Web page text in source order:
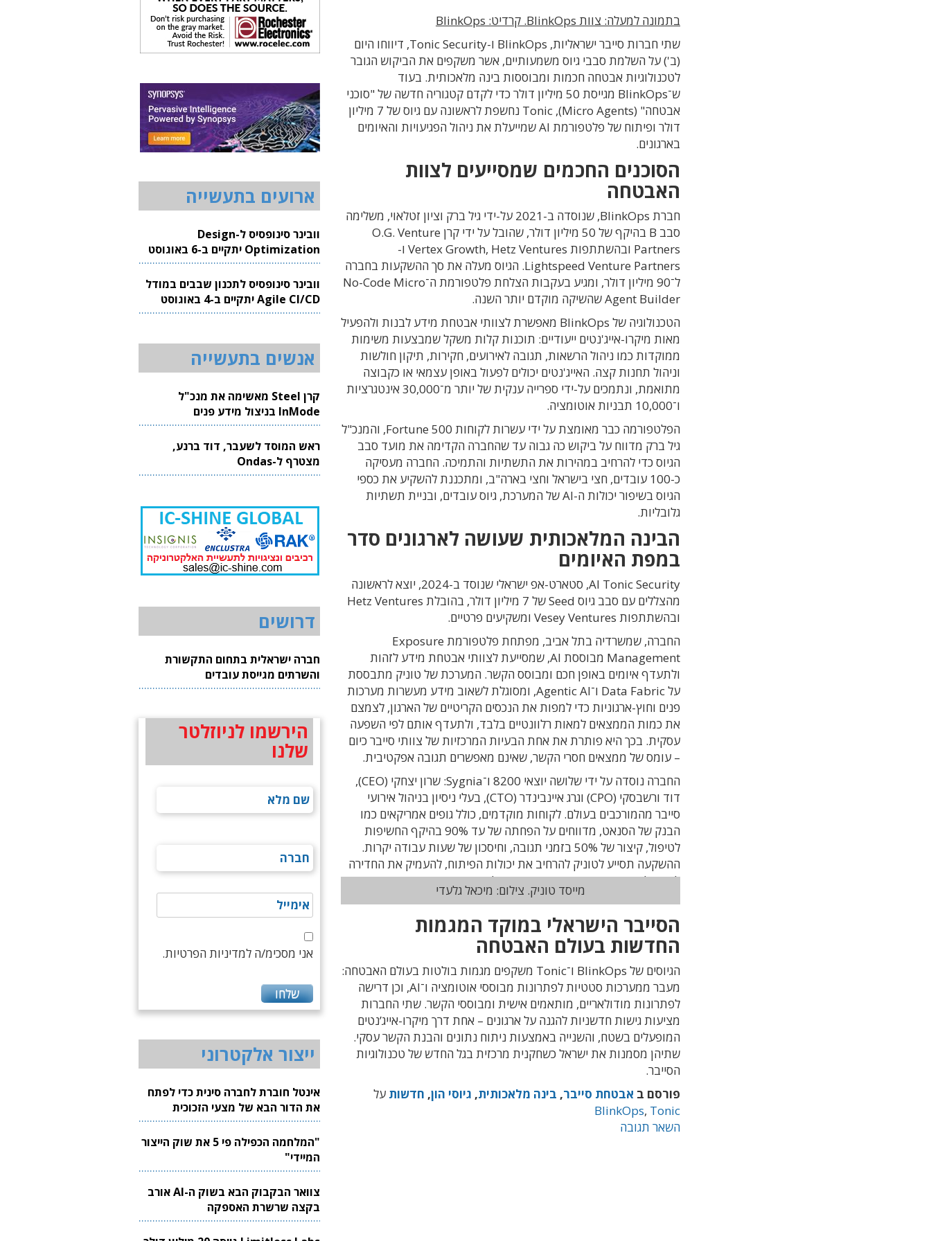
בתמונה למעלה: צוות BlinkOps. קרדיט: BlinkOps
שתי חברות סייבר ישראליות, BlinkOps ו-Tonic Security, דיווחו היום
(ב') על השלמת סבבי גיוס משמעותיים, אשר משקפים את הביקוש הגובר
לטכנולוגיות אבטחה חכמות ומבוססות בינה מלאכותית. בעוד
ש־BlinkOps מגייסת 50 מיליון דולר כדי לקדם קטגוריה חדשה של "סוכני
אבטחה" (Micro Agents), Tonic נחשפת לראשונה עם גיוס של 7 מיליון
דולר ופיתוח של פלטפורמת AI שמייעלת את ניהול הפגיעויות והאיומים
בארגונים.
הסוכנים החכמים שמסייעים לצוות
האבטחה
חברת BlinkOps, שנוסדה ב-2021 על-ידי גיל ברק וציון זטלאוי, משלימה
סבב B בהיקף של 50 מיליון דולר, שהובל על ידי קרן O.G. Venture
Partners ובהשתתפות Vertex Growth, Hetz Ventures ו-
Lightspeed Venture Partners. הגיוס מעלה את סך ההשקעות בחברה
ל־90 מיליון דולר, ומגיע בעקבות הצלחת פלטפורמת ה־No-Code Micro
Agent Builder שהשיקה מוקדם יותר השנה.
הטכנולוגיה של BlinkOps מאפשרת לצוותי אבטחת מידע לבנות ולהפעיל
מאות מיקרו-אייג'נטים ייעודיים: תוכנות קלות משקל שמבצעות משימות
ממוקדות כמו ניהול הרשאות, תגובה לאירועים, חקירות, תיקון חולשות
וניהול תחנות קצה. האייג'נטים יכולים לפעול באופן עצמאי או כקבוצה
מתואמת, ונתמכים על-ידי ספרייה ענקית של יותר מ־30,000 אינטגרציות
ו־10,000 תבניות אוטומציה.
הפלטפורמה כבר מאומצת על ידי עשרות לקוחות Fortune 500, והמנכ"ל
גיל ברק מדווח על ביקוש כה גבוה עד שהחברה הקדימה את מועד סבב
הגיוס כדי להרחיב במהירות את התשתיות והתמיכה. החברה מעסיקה
כ-100 עובדים, חצי בישראל וחצי בארה"ב, ומתכננת להשקיע את כספי
הגיוס בשיפור יכולות ה-AI של המערכת, גיוס עובדים, ובניית תשתיות
גלובליות.
הבינה המלאכותית שעושה לארגונים סדר
במפת האיומים
AI Tonic Security, סטארט-אפ ישראלי שנוסד ב-2024, יוצא לראשונה
מהצללים עם סבב גיוס Seed של 7 מיליון דולר, בהובלת Hetz Ventures
ובהשתתפות Vesey Ventures ומשקיעים פרטיים.
החברה, שמשרדיה בתל אביב, מפתחת פלטפורמת Exposure
Management מבוססת AI, שמסייעת לצוותי אבטחת מידע לזהות
ולתעדף איומים באופן חכם ומבוסס הקשר. המערכת של טוניק מתבססת
על Data Fabric ו־Agentic AI, ומסוגלת לשאוב מידע מעשרות מערכות
פנים וחוץ-ארגוניות כדי למפות את הנכסים הקריטיים של הארגון, לצמצם
את כמות הממצאים למאות רלוונטיים בלבד, ולתעדף אותם לפי השפעה
עסקית. בכך היא פותרת את אחת הבעיות המרכזיות של צוותי סייבר כיום
– עומס של ממצאים חסרי הקשר, שאינם מאפשרים תגובה אפקטיבית.
החברה נוסדה על ידי שלושה יוצאי 8200 ו־Sygnia: שרון יצחקי (CEO),
דוד ורשבסקי (CPO) וגרג איינבינדר (CTO), בעלי ניסיון בניהול אירועי
סייבר מהמורכבים בעולם. לקוחות מוקדמים, כולל גופים אמריקאים כמו
הבנק של הסנאט, מדווחים על הפחתה של עד 90% בהיקף החשיפות
לטיפול, קיצור של 50% בזמני תגובה, וחיסכון של שעות עבודה יקרות.
ההשקעה תסייע לטוניק להרחיב את יכולות הפיתוח, להעמיק את החדירה
לשוק ולהקים שותפויות אסטרטגיות עם לקוחות אנטרפרייז.
מייסד טוניק. צילום: מיכאל גלעדי
הסייבר הישראלי במוקד המגמות
החדשות בעולם האבטחה
הגיוסים של BlinkOps ו־Tonic משקפים מגמות בולטות בעולם האבטחה:
מעבר ממערכות סטטיות לפתרונות מבוססי אוטומציה ו־AI, וכן דרישה
לפתרונות מודולאריים, מותאמים אישית ומבוססי הקשר. שתי החברות
מציעות גישות חדשניות להגנה על ארגונים – אחת דרך מיקרו-אייג’נטים
המופעלים בשטח, והשנייה באמצעות ניתוח נתונים והבנת הקשר עסקי.
שתיהן מסמנות את ישראל כשחקנית מרכזית בגל החדש של טכנולוגיות
הסייבר.
פורסם ב אבטחת סייבר, בינה מלאכותית, גיוסי הון, חדשות על
BlinkOps, Tonic
השאר תגובה
ארועים בתעשייה
וובינר סינופסיס ל-Design
Optimization יתקיים ב-6 באוגוסט
2026
וובינר סינופסיס לתכנון שבבים במודל
Agile CI/CD יתקיים ב-4 באוגוסט
2026
אנשים בתעשייה
קרן Steel מאשימה את מנכ"ל
InMode בניצול מידע פנים
ראש המוסד לשעבר, דוד ברנע,
מצטרף ל-Ondas
דרושים
חברה ישראלית בתחום התקשורת
והשרתים מגייסת עובדים
הירשמו לניוזלטר
שלנו
אני מסכימ/ה למדיניות הפרטיות.
ייצור אלקטרוני
אינטל חוברת לחברה סינית כדי לפתח
את הדור הבא של מצעי הזכוכית
לשבבים
"המלחמה הכפילה פי 5 את שוק הייצור
המיידי"
צוואר הבקבוק הבא בשוק ה-AI אורב
בקצה שרשרת האספקה